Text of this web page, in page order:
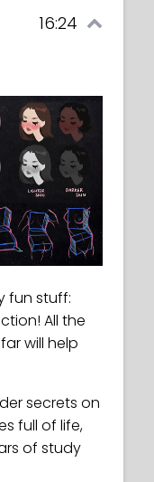
16:24
fun stuff:
All the
will help
secrets on
full of life,
of study